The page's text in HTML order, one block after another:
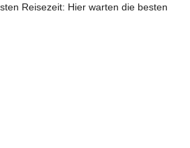
Reisezeit: Hier warten die besten